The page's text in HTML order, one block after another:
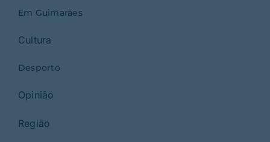
Em Guimarães
Cultura
Desporto
Opinião
Região